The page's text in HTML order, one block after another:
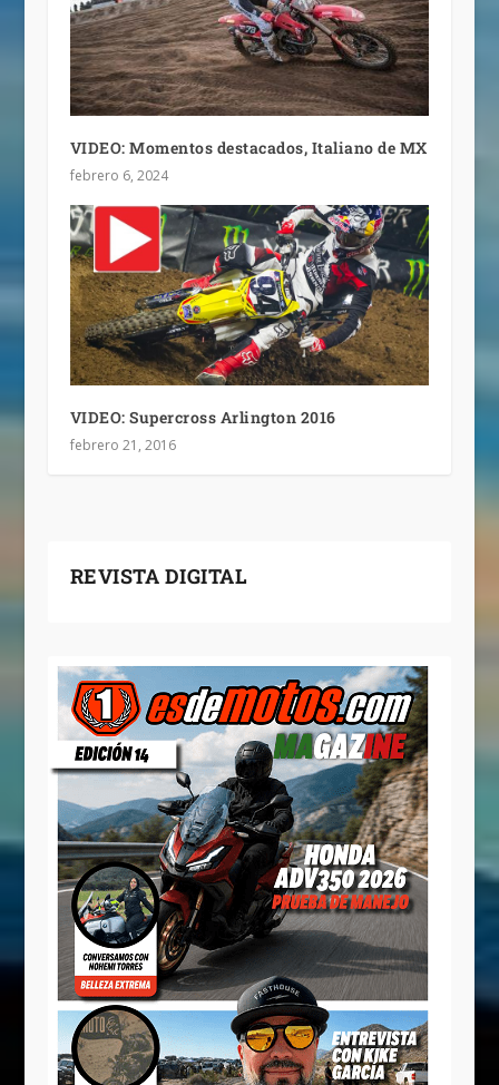
VIDEO: Momentos destacados, Italiano de MX
febrero 6, 2024
VIDEO: Supercross Arlington 2016
febrero 21, 2016
REVISTA DIGITAL